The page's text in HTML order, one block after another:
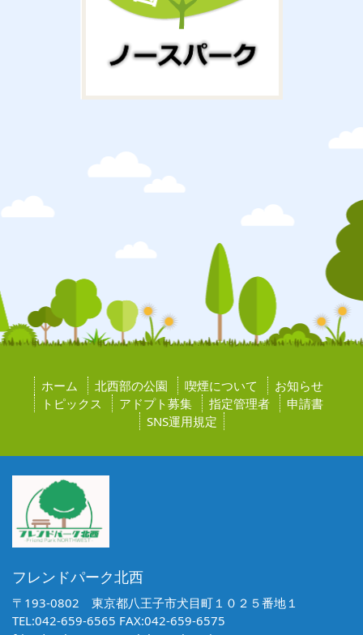
ホーム 北西部の公園 喫煙について
お知らせ
トピックス
アドプト募集 指定管理者
申請書
SNS運用規定
フレンドパーク北西
〒193-0802 東京都八王子市犬目町１０２５番地１
TEL:042-659-6565 FAX:042-659-6575